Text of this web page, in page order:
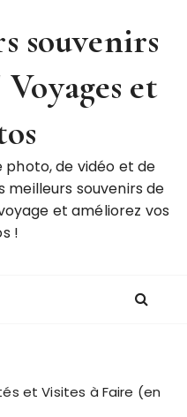
souvenirs
et
photo, de vidéo et de
souvenirs de
et améliorez vos
!
et Visites à Faire (en